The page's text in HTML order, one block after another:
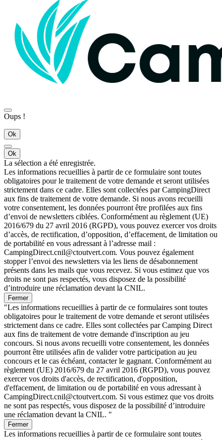
Oups !
Ok
Ok
La sélection a été enregistrée.
Les informations recueillies à partir de ce formulaire sont toutes
obligatoires pour le traitement de votre demande et seront utilisées
strictement dans ce cadre. Elles sont collectées par CampingDirect
aux fins de traitement de votre demande. Si nous avons recueilli
votre consentement, les données pourront être profilées aux fins
d’envoi de newsletters ciblées. Conformément au règlement (UE)
2016/679 du 27 avril 2016 (RGPD), vous pouvez exercer vos droits
d’accès, de rectification, d’opposition, d’effacement, de limitation ou
de portabilité en vous adressant à l’adresse mail :
CampingDirect.cnil@ctoutvert.com. Vous pouvez également
stopper l’envoi des newsletters via les liens de désabonnement
présents dans les mails que vous recevez. Si vous estimez que vos
droits ne sont pas respectés, vous disposez de la possibilité
d’introduire une réclamation devant la CNIL.
Fermer
"Les informations recueillies à partir de ce formulaires sont toutes
obligatoires pour le traitement de votre demande et seront utilisées
strictement dans ce cadre. Elles sont collectées par Camping Direct
aux fins de traitement de votre demande d'inscription au jeu
concours. Si nous avons recueilli votre consentement, les données
pourront être utilisées afin de valider votre participation au jeu
concours et le cas échéant, contacter le gagnant. Conformément au
règlement (UE) 2016/679 du 27 avril 2016 (RGPD), vous pouvez
exercer vos droits d'accès, de rectification, d'opposition,
d'effacement, de limitation ou de portabilité en vous adressant à
CampingDirect.cnil@ctoutvert.com. Si vous estimez que vos droits
ne sont pas respectés, vous disposez de la possibilité d’introduire
une réclamation devant la CNIL. "
Fermer
Les informations recueillies à partir de ce formulaire sont toutes